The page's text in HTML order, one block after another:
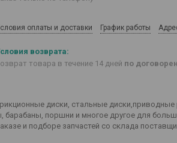
оплаты и доставки График работы
товара в течение 14 дней по
диски, стальные
поршни и многое другое для
и подборе запчастей со склада